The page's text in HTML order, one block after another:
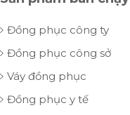
Đồng phục công ty
Đồng phục công sở
Váy đồng phục
Đồng phục y tế